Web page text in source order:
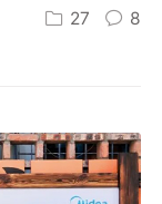
27 8